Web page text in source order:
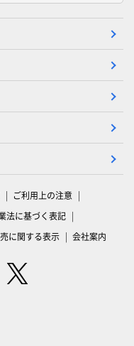
ご利用上の注意
法に基づく表記
に関する表示 会社案内